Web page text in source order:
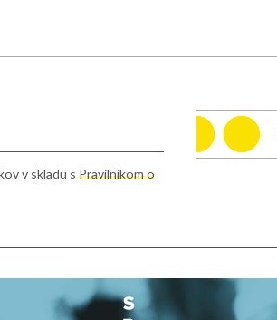
info@rcms.si
v skladu s Pravilnikom o